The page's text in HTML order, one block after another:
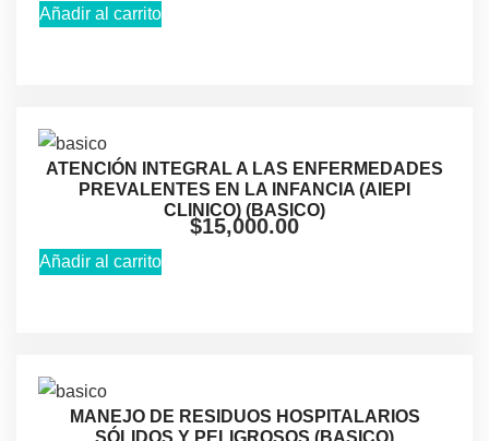
Añadir al carrito
ATENCIÓN INTEGRAL A LAS ENFERMEDADES
PREVALENTES EN LA INFANCIA (AIEPI
CLINICO) (BASICO)
$15,000.00
Añadir al carrito
MANEJO DE RESIDUOS HOSPITALARIOS
SÓLIDOS Y PELIGROSOS (BASICO)